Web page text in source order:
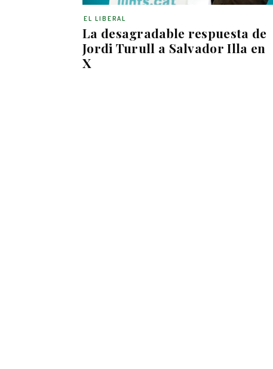
La desagradable respuesta de
Jordi Turull a Salvador Illa en
X
EL LIBERAL